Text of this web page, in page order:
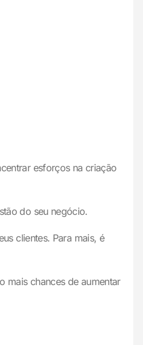
esforços na criação
do seu negócio.
clientes. Para mais, é
mais chances de aumentar